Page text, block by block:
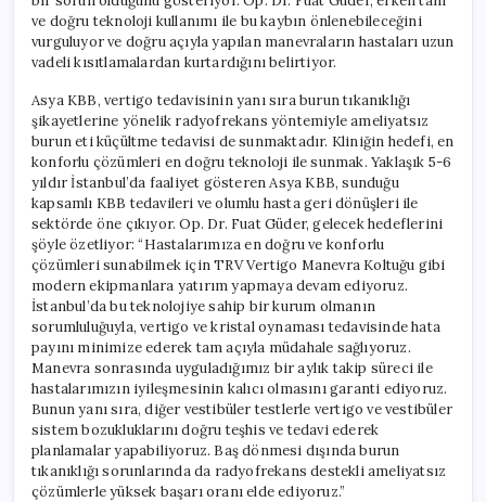
ve doğru teknoloji kullanımı ile bu kaybın önlenebileceğini
vurguluyor ve doğru açıyla yapılan manevraların hastaları uzun
vadeli kısıtlamalardan kurtardığını belirtiyor.
Asya KBB, vertigo tedavisinin yanı sıra burun tıkanıklığı
şikayetlerine yönelik radyofrekans yöntemiyle ameliyatsız
burun eti küçültme tedavisi de sunmaktadır. Kliniğin hedefi, en
konforlu çözümleri en doğru teknoloji ile sunmak. Yaklaşık 5-6
yıldır İstanbul’da faaliyet gösteren Asya KBB, sunduğu
kapsamlı KBB tedavileri ve olumlu hasta geri dönüşleri ile
sektörde öne çıkıyor. Op. Dr. Fuat Güder, gelecek hedeflerini
şöyle özetliyor: “Hastalarımıza en doğru ve konforlu
çözümleri sunabilmek için TRV Vertigo Manevra Koltuğu gibi
modern ekipmanlara yatırım yapmaya devam ediyoruz.
İstanbul’da bu teknolojiye sahip bir kurum olmanın
sorumluluğuyla, vertigo ve kristal oynaması tedavisinde hata
payını minimize ederek tam açıyla müdahale sağlıyoruz.
Manevra sonrasında uyguladığımız bir aylık takip süreci ile
hastalarımızın iyileşmesinin kalıcı olmasını garanti ediyoruz.
Bunun yanı sıra, diğer vestibüler testlerle vertigo ve vestibüler
sistem bozukluklarını doğru teşhis ve tedavi ederek
planlamalar yapabiliyoruz. Baş dönmesi dışında burun
tıkanıklığı sorunlarında da radyofrekans destekli ameliyatsız
çözümlerle yüksek başarı oranı elde ediyoruz.”